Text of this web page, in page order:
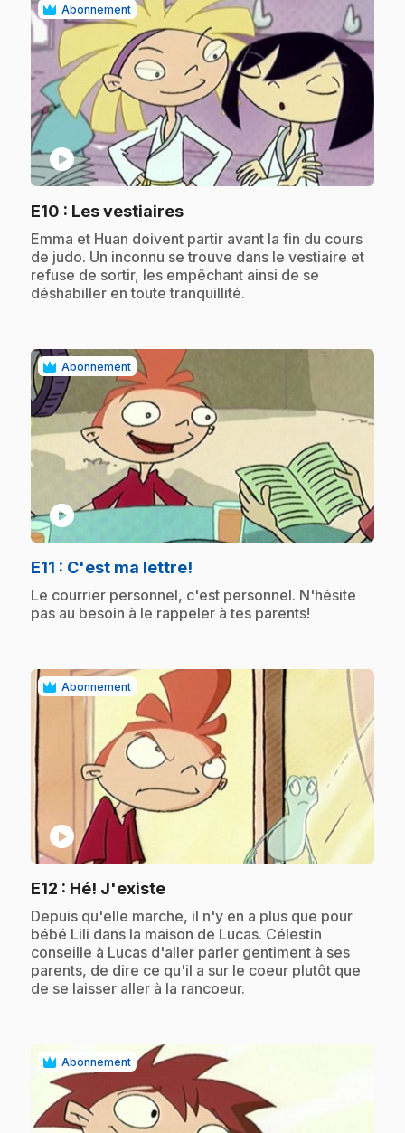
Abonnement
play_circle
E10 : Les vestiaires.
.Emma et Huan doivent partir avant la fin du cours
de judo. Un inconnu se trouve dans le vestiaire et
refuse de sortir, les empêchant ainsi de se
déshabiller en toute tranquillité.
Abonnement
play_circle
E11 : C'est ma lettre!
.Le courrier personnel, c'est personnel. N'hésite
pas au besoin à le rappeler à tes parents!
Abonnement
play_circle
E12 : Hé! J'existe.
.Depuis qu'elle marche, il n'y en a plus que pour
bébé Lili dans la maison de Lucas. Célestin
conseille à Lucas d'aller parler gentiment à ses
parents, de dire ce qu'il a sur le coeur plutôt que
de se laisser aller à la rancoeur.
Abonnement